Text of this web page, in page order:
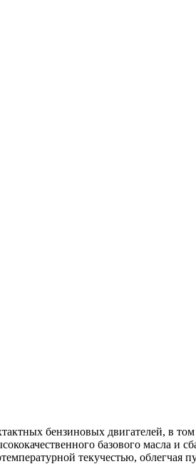
бензиновых двигателей, в
базового масла и
текучестью, облегчая